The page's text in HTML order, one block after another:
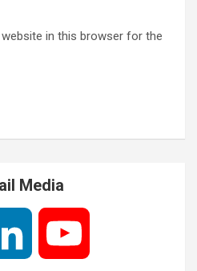
in this browser for the
Media